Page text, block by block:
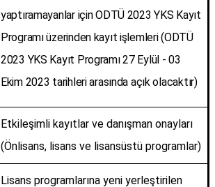
yaptıramayanlar için ODTÜ 2023 YKS Kayıt
Programı üzerinden kayıt işlemleri (ODTÜ
2023 YKS Kayıt Programı 27 Eylül - 03
Ekim 2023 tarihleri arasında açık olacaktır)
Etkileşimli kayıtlar ve danışman onayları
(Önlisans, lisans ve lisansüstü programlar)
Lisans programlarına yeni yerleştirilen